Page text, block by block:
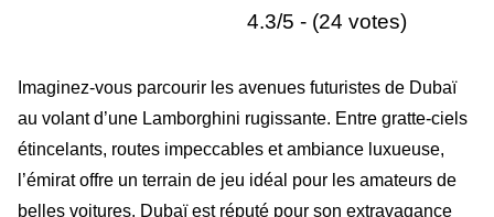
4.3/5 - (24 votes)
Imaginez-vous parcourir les avenues futuristes de Dubaï
au volant d’une Lamborghini rugissante. Entre gratte-ciels
étincelants, routes impeccables et ambiance luxueuse,
l’émirat offre un terrain de jeu idéal pour les amateurs de
belles voitures. Dubaï est réputé pour son extravagance